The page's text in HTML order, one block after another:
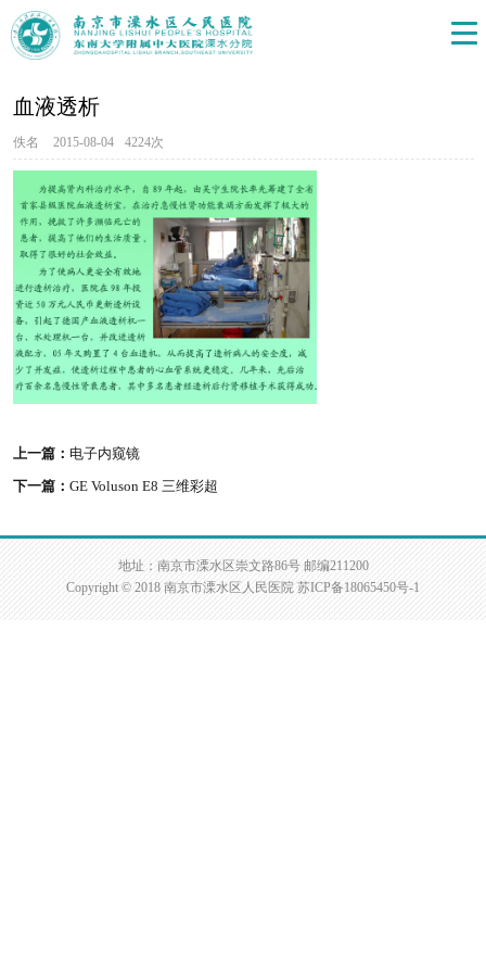
血液透析
佚名 2015-08-04 4224次
上一篇： 电子内窥镜
下一篇： GE Voluson E8 三维彩超
地址：南京市溧水区崇文路86号 邮编211200
Copyright © 2018 南京市溧水区人民医院 苏ICP备18065450号-1